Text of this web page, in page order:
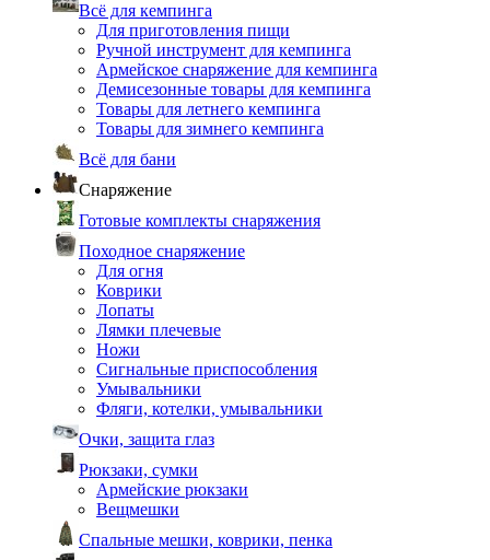
Всё для кемпинга
Для приготовления пищи
Ручной инструмент для кемпинга
Армейское снаряжение для кемпинга
Демисезонные товары для кемпинга
Товары для летнего кемпинга
Товары для зимнего кемпинга
Всё для бани
Снаряжение
Готовые комплекты снаряжения
Походное снаряжение
Для огня
Коврики
Лопаты
Лямки плечевые
Ножи
Сигнальные приспособления
Умывальники
Фляги, котелки, умывальники
Очки, защита глаз
Рюкзаки, сумки
Армейские рюкзаки
Вещмешки
Спальные мешки, коврики, пенка